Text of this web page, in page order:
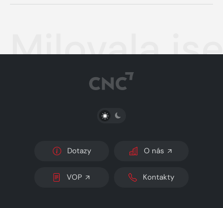
Milovala
PŘEPNOUT SVĚTLÝ/TMAVÝ REŽIM
Dotazy O nás
VOP Kontakty